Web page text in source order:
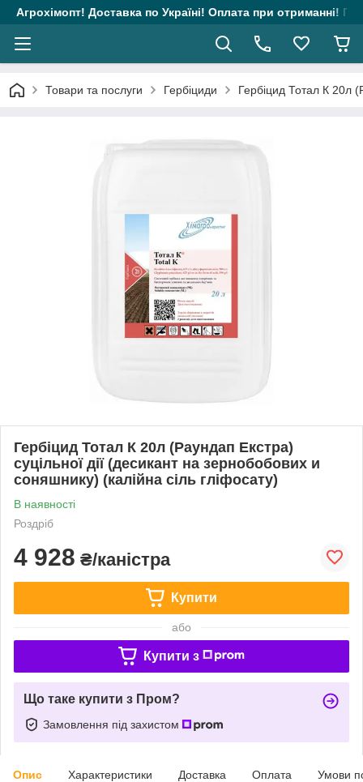
Агрохімопт! Доставка по Україні! Оплата при отриманні!
Товари та послуги Гербіциди Гербіцид Тотал К 20л
Гербіцид Тотал К 20л (Раундап Екстра)
суцільної дії (десикант на зернобобових и
соняшнику) (калійна сіль гліфосату)
В наявності
Роздріб
4 928 ₴/каністра
Купити
або
Купити з
Що таке купити з Пром?
Замовлення під захистом
Опис Характеристики Доставка Оплата Умови